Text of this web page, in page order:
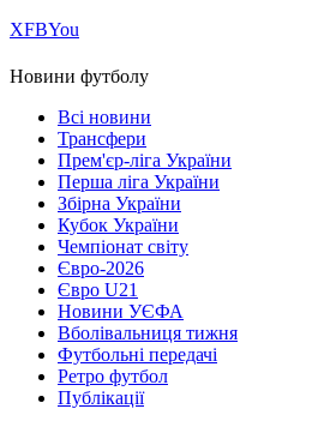
ХFBYou
Новини футболу
Всі новини
Трансфери
Прем'єр-ліга України
Перша ліга України
Збірна України
Кубок України
Чемпіонат світу
Євро-2026
Євро U21
Новини УЄФА
Вболівальниця тижня
Футбольні передачі
Ретро футбол
Публікації